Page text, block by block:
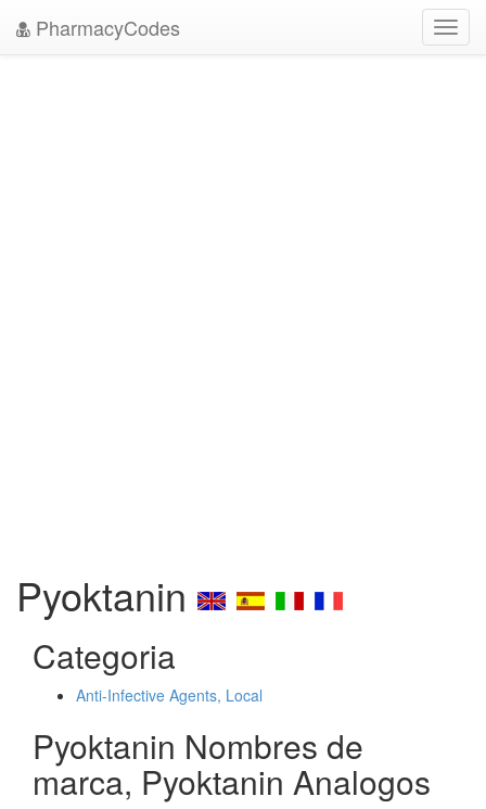
PharmacyCodes
Pyoktanin
Categoria
Anti-Infective Agents, Local
Pyoktanin Nombres de
marca, Pyoktanin Analogos